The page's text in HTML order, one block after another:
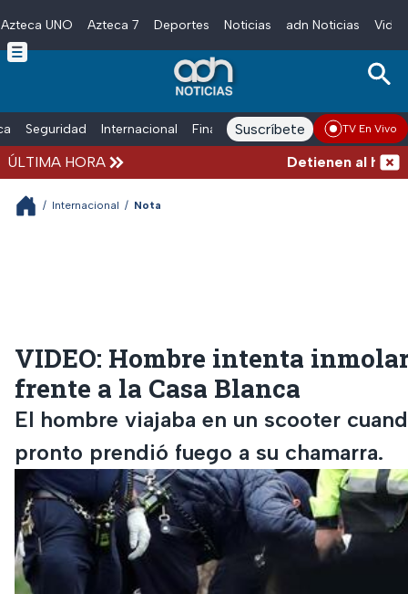
Skip to main content
Azteca UNO Azteca 7 Deportes Noticias adn Noticias
Seguridad Internacional Finanzas adn Noticias Radio
Suscríbete TV En Vivo
ÚLTIMA HORA Detienen al
/ Internacional / Nota
VIDEO: Hombre intenta
frente a la Casa Blanca
El hombre viajaba en un scooter
pronto prendió fuego a su chamarra.